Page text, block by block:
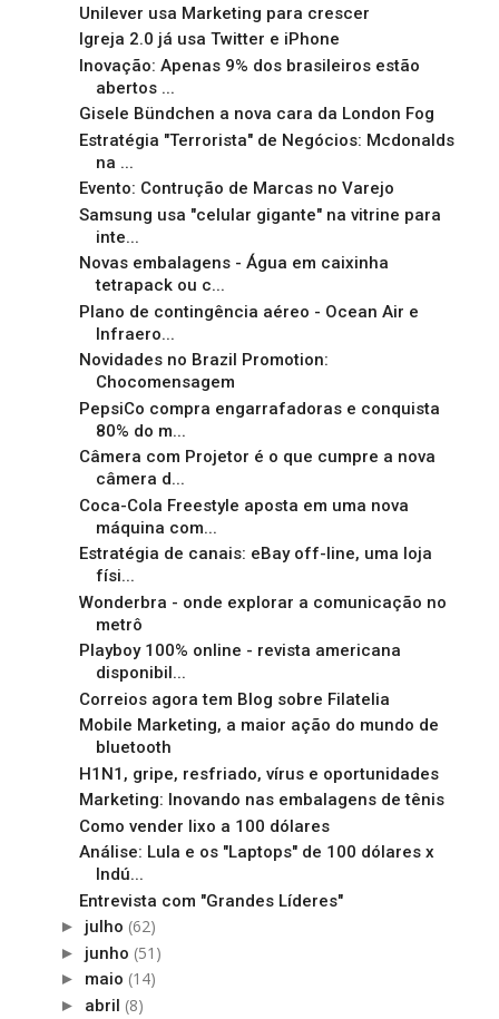
Unilever usa Marketing para crescer
Igreja 2.0 já usa Twitter e iPhone
Inovação: Apenas 9% dos brasileiros estão
abertos ...
Gisele Bündchen a nova cara da London Fog
Estratégia "Terrorista" de Negócios: Mcdonalds
na ...
Evento: Contrução de Marcas no Varejo
Samsung usa "celular gigante" na vitrine para
inte...
Novas embalagens - Água em caixinha
tetrapack ou c...
Plano de contingência aéreo - Ocean Air e
Infraero...
Novidades no Brazil Promotion:
Chocomensagem
PepsiCo compra engarrafadoras e conquista
80% do m...
Câmera com Projetor é o que cumpre a nova
câmera d...
Coca-Cola Freestyle aposta em uma nova
máquina com...
Estratégia de canais: eBay off-line, uma loja
físi...
Wonderbra - onde explorar a comunicação no
metrô
Playboy 100% online - revista americana
disponibil...
Correios agora tem Blog sobre Filatelia
Mobile Marketing, a maior ação do mundo de
bluetooth
H1N1, gripe, resfriado, vírus e oportunidades
Marketing: Inovando nas embalagens de tênis
Como vender lixo a 100 dólares
Análise: Lula e os "Laptops" de 100 dólares x
Indú...
Entrevista com "Grandes Líderes"
► julho (62)
► junho (51)
► maio (14)
► abril (8)